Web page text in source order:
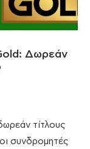
Δωρεάν
τίτλους
συνδρομητές